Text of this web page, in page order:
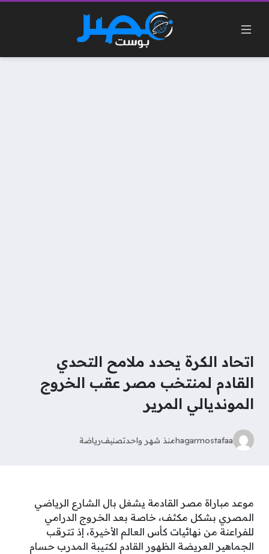
اتحاد الكرة يحدد ملامح التحدي
القادم لمنتخب مصر عقب الخروج
المونديالي المرير
hagarmostafaaمنذ شهر واحدتصنيفرياضة
موعد مباراة مصر القادمة يشغل بال الشارع الرياضي
المصري بشكل مكثف، خاصة بعد الخروج الدرامي
للفراعنة من نهائيات كأس العالم الأخيرة، إذ تترقب
الجماهير العريضة الظهور القادم لكتيبة المدرب حسام